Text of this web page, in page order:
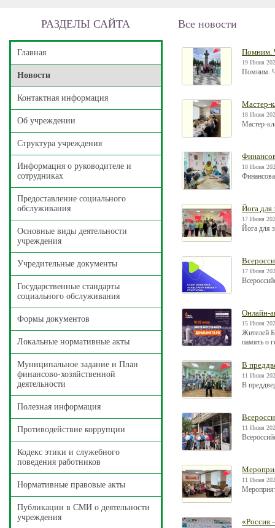
РАЗДЕЛЫ САЙТА
Главная
Новости
Контактная информация
Об учреждении
Структура учреждения
Информация о руководителе и
сотрудниках
Предоставление социального
обслуживания
Основные виды деятельности
учреждения
Учредительные документы
Государственные стандарты
социального обслуживания
Формы документов
Локальные нормативные акты
Муниципальное задание и План
финансово-хозяйственной
деятельности
Полезная информация
Противодействие коррупции
Кодекс этики и служебного
поведения работников
Нормативные правовые акты
Публикации в СМИ о деятельности
учреждения
Все новости
Помним.
19 Июня
Помним.
Мастер-
18 Июня
Мастер-
18 Июня
Йога для
17 Июня
Йога для
17 Июня
Онлайн-
15 Июня
Жителей
память о
В
11 Июня
В
11 Июня
11 Июня
«Россия